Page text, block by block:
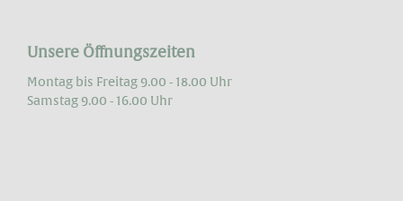
Unsere Öffnungszeiten
Montag bis Freitag 9.00 - 18.00 Uhr
Samstag 9.00 - 16.00 Uhr